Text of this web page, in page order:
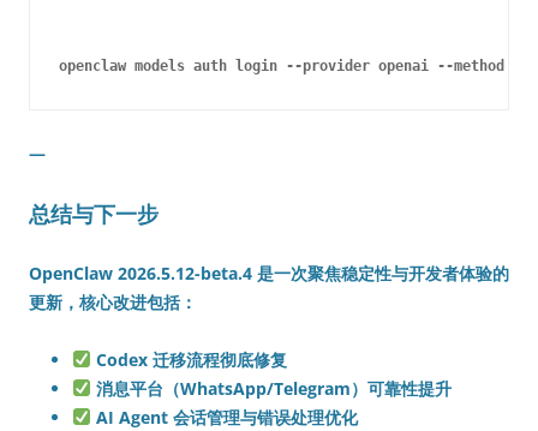
—
总结与下一步
OpenClaw 2026.5.12-beta.4 是一次聚焦稳定性与开发者体验的
更新，核心改进包括：
Codex 迁移流程彻底修复
消息平台（WhatsApp/Telegram）可靠性提升
AI Agent 会话管理与错误处理优化